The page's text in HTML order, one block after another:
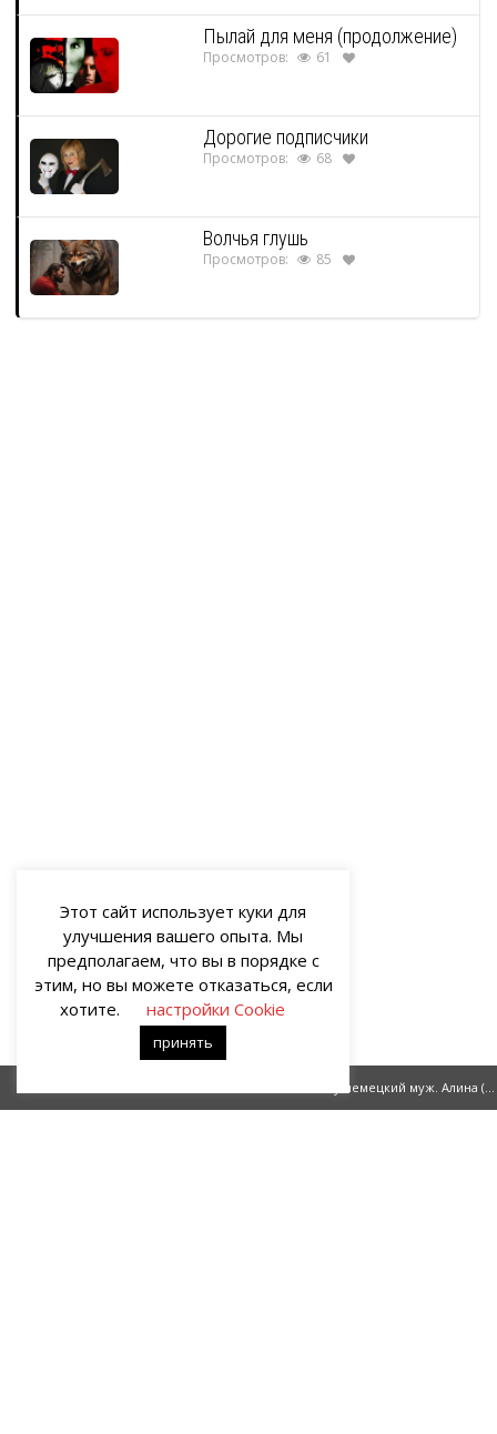
Почему немецкий муж. Алина (часть 15)
Пылай для меня (продолжение)
Просмотров: 61
Дорогие подписчики
Просмотров: 68
Волчья глушь
Просмотров: 85
Этот сайт использует куки для
улучшения вашего опыта. Мы
предполагаем, что вы в порядке с
этим, но вы можете отказаться, если
хотите.
настройки Cookie
принять